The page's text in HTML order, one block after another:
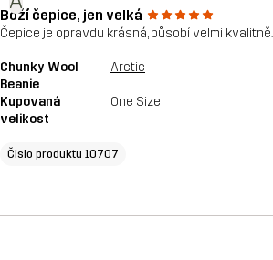
Boží čepice, jen velká
Čepice je opravdu krásná, působí velmi
Chunky Wool
Beanie
Arctic
Kupovaná
velikost
One Size
Čislo produktu 10707